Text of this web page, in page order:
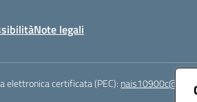
Note legali
elettronica certificata (PEC):